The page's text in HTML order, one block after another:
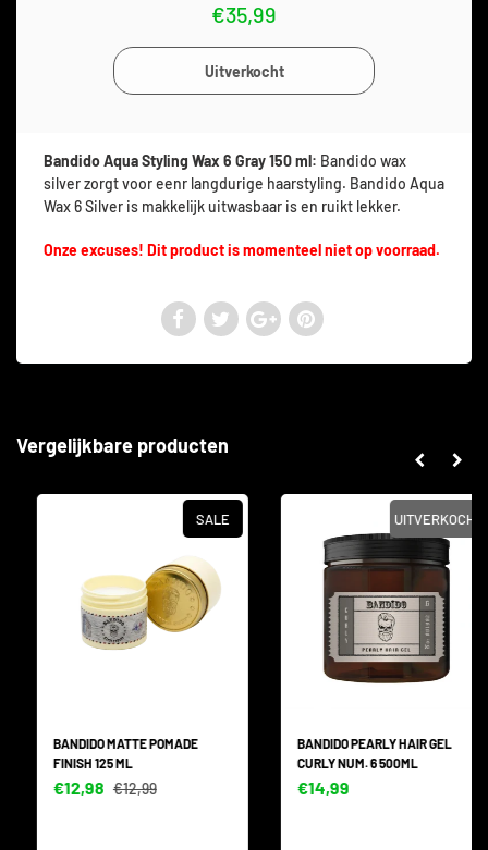
€35,99
Bandido Aqua Styling Wax 6 Gray 150 ml: Bandido wax
silver zorgt voor eenr langdurige haarstyling. Bandido Aqua
Wax 6 Silver is makkelijk uitwasbaar is en ruikt lekker.
Onze excuses! Dit product is momenteel niet op voorraad.
Vergelijkbare producten
SALE
BANDIDO MATTE POMADE
FINISH 125 ML
€12,98 €12,99
UITVERKOCHT
BANDIDO PEARLY HAIR GEL
CURLY NUM. 6 500ML
€14,99